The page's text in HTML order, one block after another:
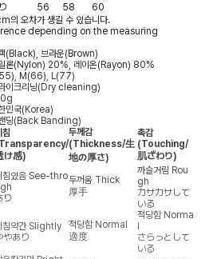
56 58
60
의 오차가 생길 수 있습니다.
depending on the measuring
(Black), 브라운(Brown)
론(Nylon) 20%, 레이온(Rayon) 80%
M(66), L(77)
이크리닝(Dry cleaning)
민국(Korea)
딩(Back Banding)
침
け感)
두께감
(Thickness/生
地の厚さ)
촉감
(Touching/
肌ざわり)
침있음 See-thro
り
두꺼움 Thick
厚手
까슬거림 Rou
gh
カサカサして
いる
침약간 Slightly
やあり
적당함 Normal
適度
적당함 Norma
l
さらっとして
いる